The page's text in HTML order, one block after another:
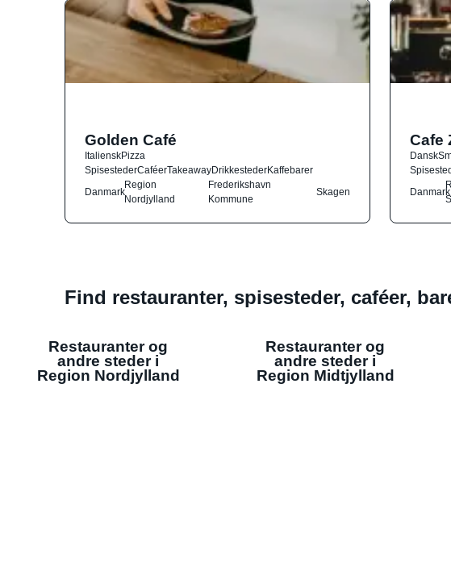
Golden Café
ItalienskPizza
SpisestederCaféerTakeawayDrikkestederKaffebarer
Danmark
Region
Nordjylland
Frederikshavn
Kommune
Skagen
Cafe
Dansk
Danmark
Find restauranter, spisesteder, caféer,
Restauranter og
andre steder i
Region Nordjylland
Restauranter og
andre steder i
Region Midtjylland